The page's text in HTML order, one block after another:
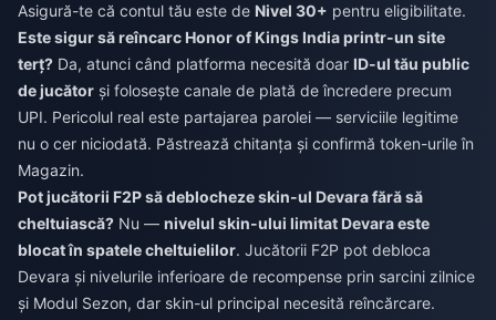
Asigură-te că contul tău este de Nivel 30+ pentru eligibilitate.
Este sigur să reîncarc Honor of Kings India printr-un site
terț? Da, atunci când platforma necesită doar ID-ul tău public
de jucător și folosește canale de plată de încredere precum
UPI. Pericolul real este partajarea parolei — serviciile legitime
nu o cer niciodată. Păstrează chitanța și confirmă token-urile în
Magazin.
Pot jucătorii F2P să deblocheze skin-ul Devara fără să
cheltuiască? Nu — nivelul skin-ului limitat Devara este
blocat în spatele cheltuielilor. Jucătorii F2P pot debloca
Devara și nivelurile inferioare de recompense prin sarcini zilnice
și Modul Sezon, dar skin-ul principal necesită reîncărcare.